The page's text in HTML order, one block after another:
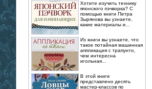
Хотите изучить технику
японского пэчворка? С
помощью книги Петра
Зырянова вы узнаете,
какие материалы и...
Из книги вы узнаете, что
такое потайная машинная
аппликация с трапунто,
чем интересна
игольная...
В этой книге
представлено десять
мастер-классов по